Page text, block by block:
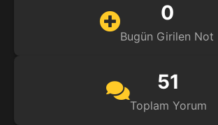
0
Bugün Girilen Not
51
Toplam Yorum